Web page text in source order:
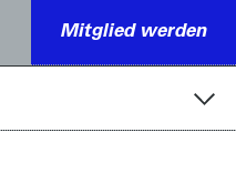
Mitglied werden